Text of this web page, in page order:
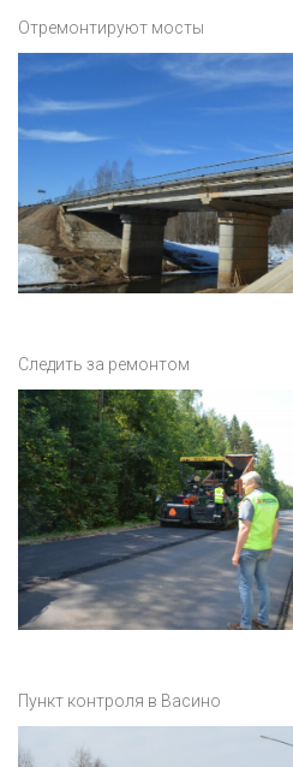
Отремонтируют мосты
Следить за ремонтом
Пункт контроля в Васино